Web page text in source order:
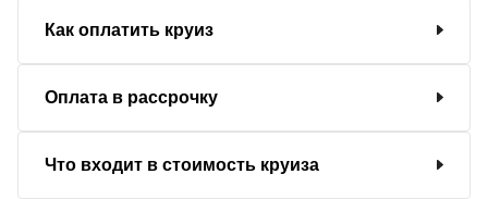
Как оплатить круиз
Оплата в рассрочку
Что входит в стоимость круиза